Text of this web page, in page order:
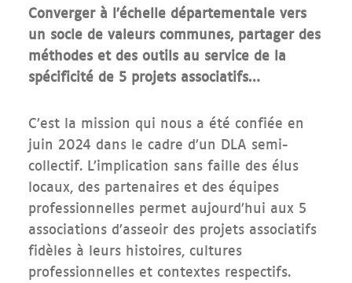
Converger à l’échelle départementale vers
un socle de valeurs communes, partager des
méthodes et des outils au service de la
spécificité de 5 projets associatifs…
C’est la mission qui nous a été confiée en
juin 2024 dans le cadre d’un DLA semi-
collectif. L’implication sans faille des élus
locaux, des partenaires et des équipes
professionnelles permet aujourd’hui aux 5
associations d’asseoir des projets associatifs
fidèles à leurs histoires, cultures
professionnelles et contextes respectifs.